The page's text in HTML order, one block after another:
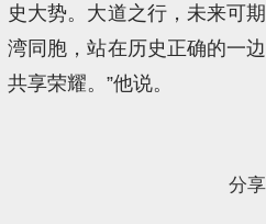
史大势。大道之行，未来可
湾同胞，站在历史正确的一
共享荣耀。”他说。
分享